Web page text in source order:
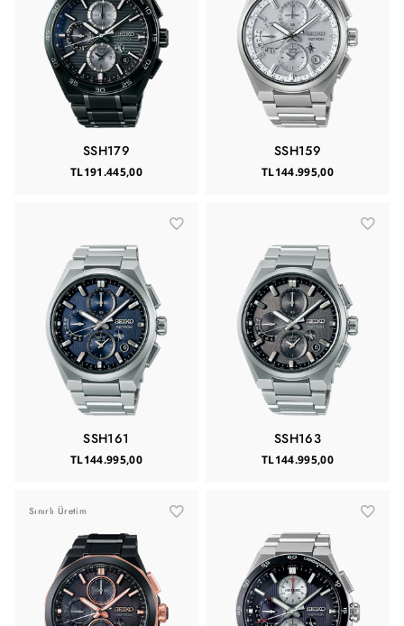
SSH179
TL191.445,00
SSH159
TL144.995,00
SSH161
TL144.995,00
SSH163
TL144.995,00
Sınırlı Üretim